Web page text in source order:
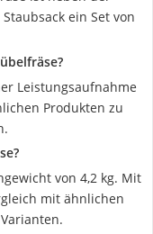
ein Set von
Leistungsaufnahme
Produkten zu
von 4,2 kg. Mit
mit ähnlichen